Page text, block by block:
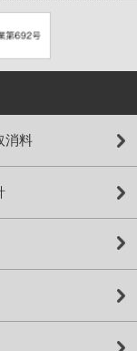
消料